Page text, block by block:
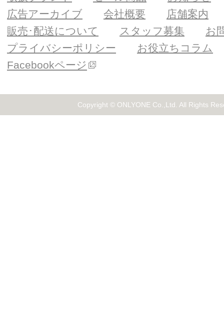
広告アーカイブ
会社概要
店舗案内
販売･配送について
スタッフ募集
お
プライバシーポリシー
お役立ちコラム
Facebookページ
Copyright © ONLYONE Co.,Ltd. All Rights